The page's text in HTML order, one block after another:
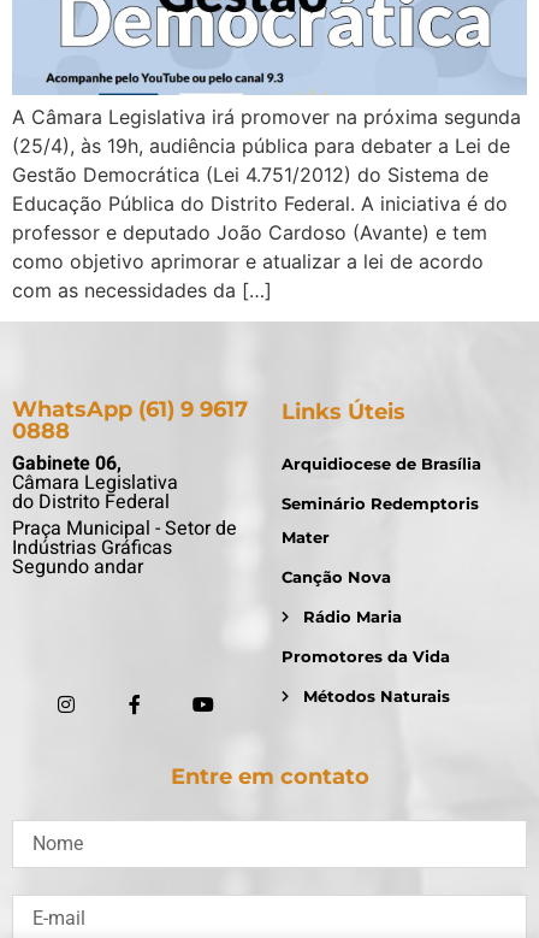
A Câmara Legislativa irá promover na próxima segunda
(25/4), às 19h, audiência pública para debater a Lei de
Gestão Democrática (Lei 4.751/2012) do Sistema de
Educação Pública do Distrito Federal. A iniciativa é do
professor e deputado João Cardoso (Avante) e tem
como objetivo aprimorar e atualizar a lei de acordo
com as necessidades da […]
WhatsApp (61) 9 9617
0888
Gabinete 06,
Câmara Legislativa
do Distrito Federal
Praça Municipal - Setor de
Indústrias Gráficas
Segundo andar
Links Úteis
Arquidiocese de Brasília
Seminário Redemptoris
Mater
Canção Nova
Rádio Maria
Promotores da Vida
Métodos Naturais
Entre em contato